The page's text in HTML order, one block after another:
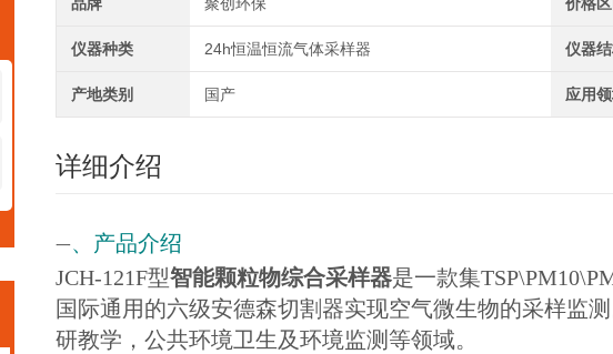
仪器种类 24h恒温恒流气体采样器 仪器
产地类别 国产 应用
详细介绍
一、产品介绍
JCH-121F型智能颗粒物综合采样器是一款集
国际通用的六级安德森切割器实现空气微生物的采样监
研教学，公共环境卫生及环境监测等领域。